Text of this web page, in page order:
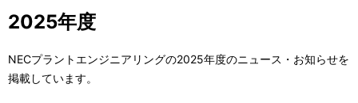
ン
u
c
a
l
る
2025年度
NECプラントエンジニアリングの2025年度のニュース・お知らせを
掲載しています。